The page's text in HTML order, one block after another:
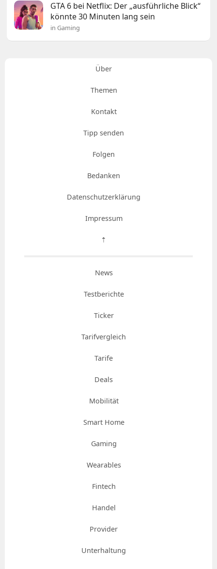
GTA 6 bei Netflix: Der „ausführliche Blick“
könnte 30 Minuten lang sein
in Gaming
Über
Themen
Kontakt
Tipp senden
Folgen
Bedanken
Datenschutzerklärung
Impressum
⇡
News
Testberichte
Ticker
Tarifvergleich
Tarife
Deals
Mobilität
Smart Home
Gaming
Wearables
Fintech
Handel
Provider
Unterhaltung